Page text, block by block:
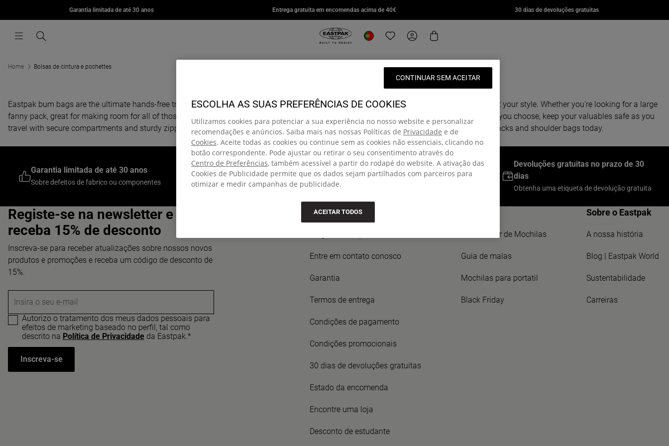
Garantia limitada de até 30 anos Entrega gratuita em encomendas acima de 40€ 30 dias de devoluções gratuitas
Menu Search Eastpak, go to eu.eastpak.com home page
Alterar localização
STUDY BUDDY
€95,00
DAY OFFICE
Home Bolsas de cintura e pochettes
Eastpak bum bags are the ultimate hands-free travel essential. Discover our vast variety of colours, prints and sizes for men and ladies to suit your style. Whether you're looking for a large
fanny pack, great for making room for all of those essentials, or a lightweight crossbody bum bag, perfect for on the go: we have it. Whatever you choose, keep your valuables safe as you
travel with secure compartments and sturdy zippers. Discover the rest of our fashion-forward pieces and innovative designs and shop backpacks and shoulder bags today.
Garantia limitada de até 30 anos
Sobre defeitos de fabrico ou componentes
Junte-se à comunidade e ganhe 15% de
desconto
Na sua primeira encomenda de artigos a preço
Entrega gratuita para encomendas
superiores a 40€
Devoluções gratuitas no prazo de 30
dias
Obtenha uma etiqueta de devolução gratuita
Registe-se na newsletter e
receba 15% de desconto
Inscreva-se para receber atualizações sobre nossos novos
produtos e promoções e receba um código de desconto de
15%.
Insira o seu e-mail
Autorizo o tratamento dos meus dados pessoais para
efeitos de marketing baseado no perfil, tal como
descrito na Política de Privacidade da Eastpak.*
Inscreva-se
Precisa de ajuda?
Entre em contato conosco
Garantia
Termos de entrega
Condições de pagamento
Condições promocionais
30 dias de devoluções gratuitas
Estado da encomenda
Encontre uma loja
Desconto de estudante
Localizador de Mochilas
Guia de malas
Mochilas para portatil
Black Friday
Sobre o Eastpak
A nossa história
Blog | Eastpak World
Sustentabilidade
Carreiras
ESCOLHA AS SUAS PREFERÊNCIAS DE COOKIES
Utilizamos cookies para potenciar a sua experiência no nosso website e personalizar
recomendações e anúncios. Saiba mais nas nossas Políticas de Privacidade e de
Cookies. Aceite todas as cookies ou continue sem as cookies não essenciais, clicando no
botão correspondente. Pode ajustar ou retirar o seu consentimento através do
Centro de Preferências, também acessível a partir do rodapé do website. A ativação das
Cookies de Publicidade permite que os dados sejam partilhados com parceiros para
otimizar e medir campanhas de publicidade.
ACEITAR TODOS
CONTINUAR SEM ACEITAR